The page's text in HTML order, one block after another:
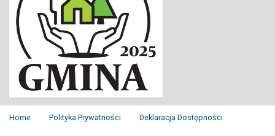
Home Polityka Prywatności Deklaracja Dostępności